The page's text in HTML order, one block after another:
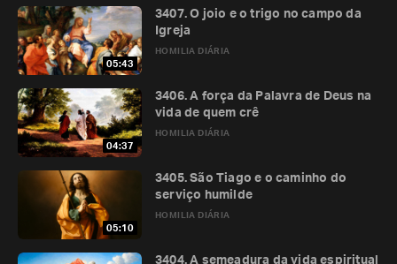
05:43
HOMILIA DIÁRIA
3407. O joio e o trigo no campo da
Igreja
04:37
HOMILIA DIÁRIA
3406. A força da Palavra de Deus na
vida de quem crê
05:10
HOMILIA DIÁRIA
3405. São Tiago e o caminho do
serviço humilde
3404. A semeadura da vida espiritual